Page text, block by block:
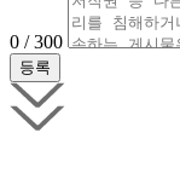
0 / 300